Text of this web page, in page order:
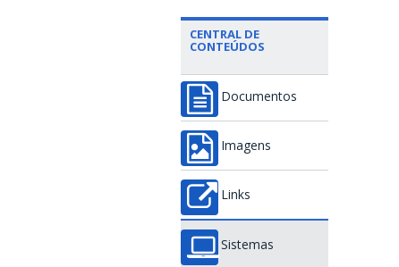
CENTRAL DE
CONTEÚDOS
Documentos
Imagens
Links
Sistemas